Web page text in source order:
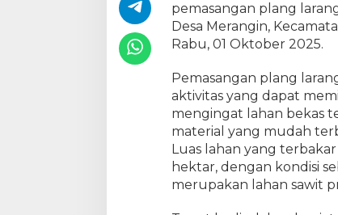
n
K
e
i
a
t
a
n
d
i
pemasangan plang
Desa Merangin,
Rabu, 01 Oktober 2025.
Pemasangan plang
aktivitas yang dapat
mengingat lahan bekas
material yang mudah
Luas lahan yang
hektar, dengan kondisi
merupakan lahan sawit